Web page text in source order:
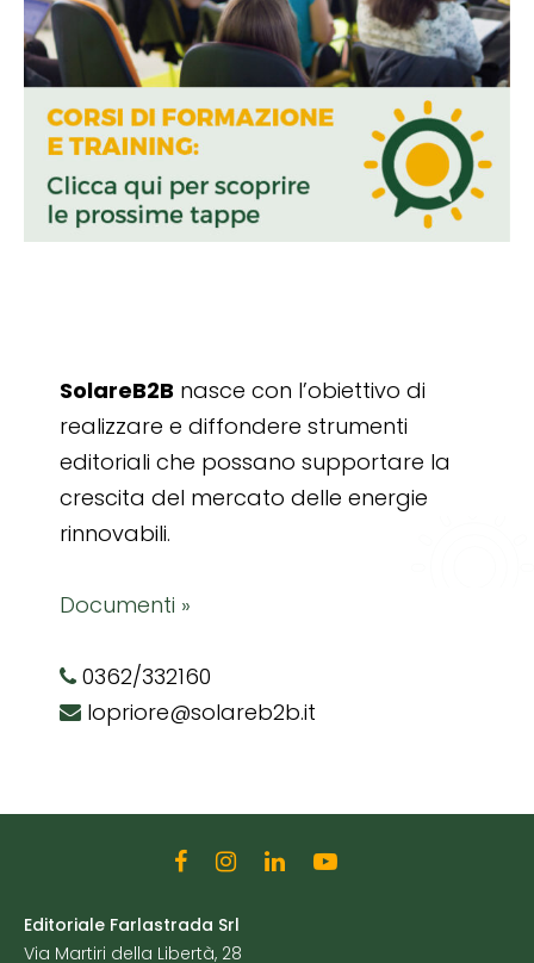
SolareB2B nasce con l’obiettivo di
realizzare e diffondere strumenti
editoriali che possano supportare la
crescita del mercato delle energie
rinnovabili.
Documenti »
0362/332160
lopriore@solareb2b.it
Editoriale Farlastrada Srl
Via Martiri della Libertà, 28